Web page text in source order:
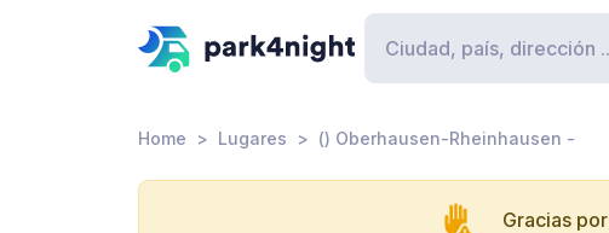
Home Lugares () Oberhausen-Rheinhausen -
Gracias